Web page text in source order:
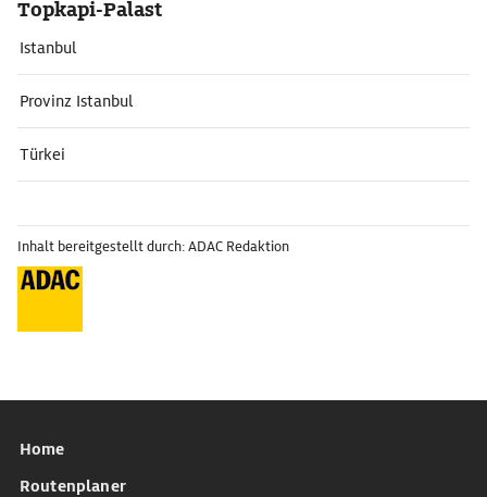
Topkapi-Palast
Istanbul
Provinz Istanbul
Türkei
Inhalt bereitgestellt durch: ADAC Redaktion
Home
Routenplaner